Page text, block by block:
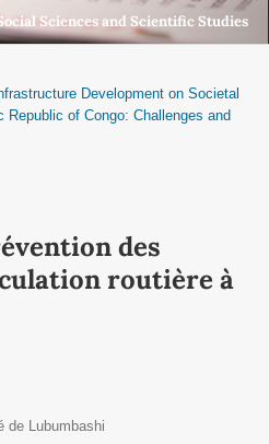
Sciences and Scientific Studies
Development on Societal
of Congo: Challenges and
des
routière à
de Lubumbashi